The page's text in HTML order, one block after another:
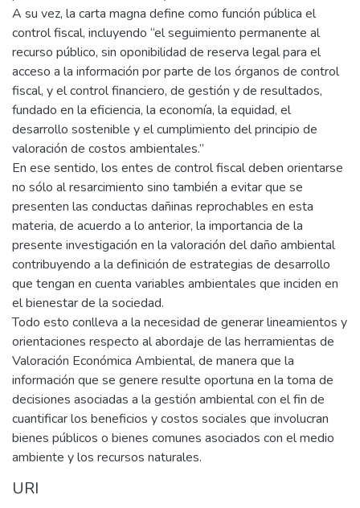
A su vez, la carta magna define como función pública el
control fiscal, incluyendo “el seguimiento permanente al
recurso público, sin oponibilidad de reserva legal para el
acceso a la información por parte de los órganos de control
fiscal, y el control financiero, de gestión y de resultados,
fundado en la eficiencia, la economía, la equidad, el
desarrollo sostenible y el cumplimiento del principio de
valoración de costos ambientales.”
En ese sentido, los entes de control fiscal deben orientarse
no sólo al resarcimiento sino también a evitar que se
presenten las conductas dañinas reprochables en esta
materia, de acuerdo a lo anterior, la importancia de la
presente investigación en la valoración del daño ambiental
contribuyendo a la definición de estrategias de desarrollo
que tengan en cuenta variables ambientales que inciden en
el bienestar de la sociedad.
Todo esto conlleva a la necesidad de generar lineamientos y
orientaciones respecto al abordaje de las herramientas de
Valoración Económica Ambiental, de manera que la
información que se genere resulte oportuna en la toma de
decisiones asociadas a la gestión ambiental con el fin de
cuantificar los beneficios y costos sociales que involucran
bienes públicos o bienes comunes asociados con el medio
ambiente y los recursos naturales.
URI